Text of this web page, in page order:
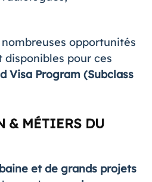
opportunités
pour ces
Visa Program (Subclass
& MÉTIERS DU
et de grands projets